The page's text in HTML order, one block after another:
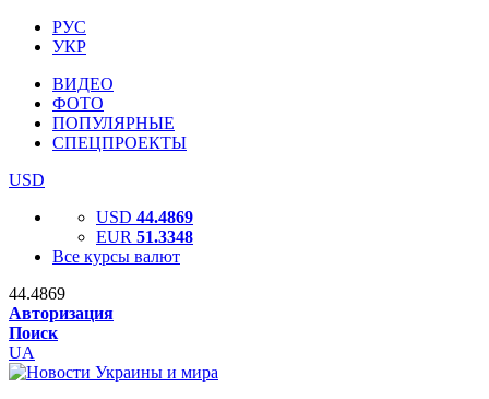
РУС
УКР
ВИДЕО
ФОТО
ПОПУЛЯРНЫЕ
СПЕЦПРОЕКТЫ
USD
USD 44.4869
EUR 51.3348
Все курсы валют
44.4869
Авторизация
Поиск
UA